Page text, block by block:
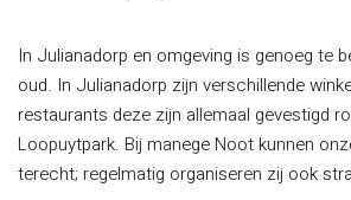
In Julianadorp en omgeving is genoeg te
oud. In Julianadorp zijn verschillende
restaurants deze zijn allemaal gevestigd
Loopuytpark. Bij manege Noot kunnen
terecht; regelmatig organiseren zij ook